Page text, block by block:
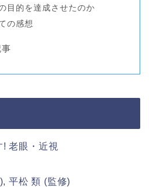
目的を達成させたのか
の感想
! 老眼・近視
平松 類 (監修)